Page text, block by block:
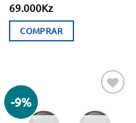
69.000Kz
COMPRAR
-9%
aos meus